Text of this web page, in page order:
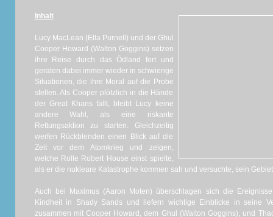
Inhalt
Lucy MacLean (Ella Purnell) und der Ghul
Cooper Howard (Walton Goggins) setzen
ihre Reise durch das Ödland fort und
geraten dabei immer wieder in schwierige
Situationen, die ihre Moral auf die Probe
stellen. Als Cooper plötzlich in die Hände
der Great Khans fällt, bleibt Lucy keine
andere Wahl, als eine riskante
Rettungsaktion zu starten. Gleichzeitig
werfen Rückblenden einen Blick auf die
Zeit vor dem Atomkrieg und zeigen,
welche Rolle Robert House einst spielte,
als er die nukleare Katastrophe kommen sah und versuchte, sein
Auch bei Maximus (Aaron Moten) überschlagen sich die
Kindheit in Shady Sands und liefern wichtige Einblicke in seine
zusammen mit Cooper Howard, dem Ghul (Walton Goggins), und